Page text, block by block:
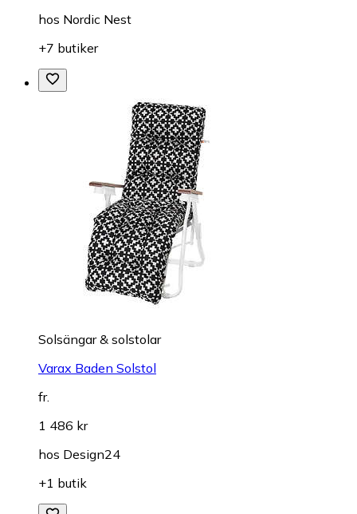
hos Nordic Nest
+7 butiker
Solsängar & solstolar
Varax Baden Solstol
fr.
1 486 kr
hos Design24
+1 butik